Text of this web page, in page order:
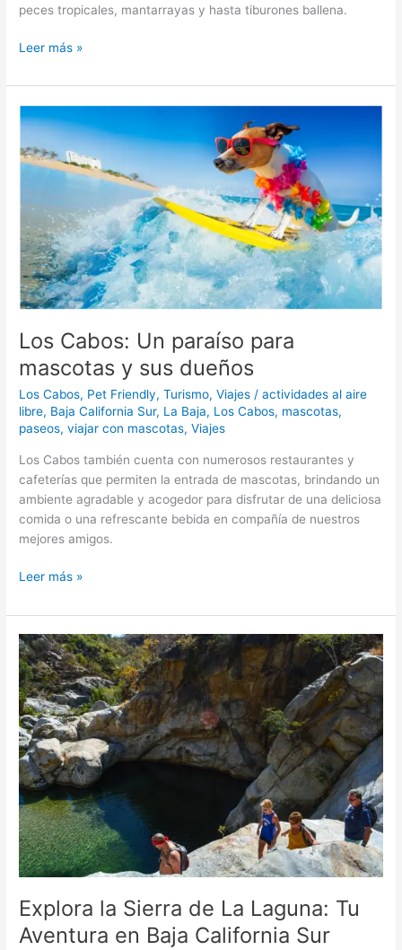
peces tropicales, mantarrayas y hasta tiburones ballena.
Leer más »
Los Cabos: Un paraíso para
mascotas y sus dueños
Los Cabos, Pet Friendly,Turismo,Viajes /actividades al aire
libre, Baja California Sur, La Baja, Los Cabos, mascotas,
paseos,viajar con mascotas,Viajes
Los Cabos también cuenta con numerosos restaurantes y
cafeterías que permiten la entrada de mascotas, brindando un
ambiente agradable y acogedor para disfrutar de una deliciosa
comida o una refrescante bebida en compañía de nuestros
mejores amigos.
Los
Cabos:
Un
paraíso
mascotas
y
sus
dueños
Leer más »
Explora la Sierra de La Laguna: Tu
Aventura en Baja California Sur
Explora
la
Sierra
de
La
Laguna:
Tu
Aventura
en
Baja
California
Sur